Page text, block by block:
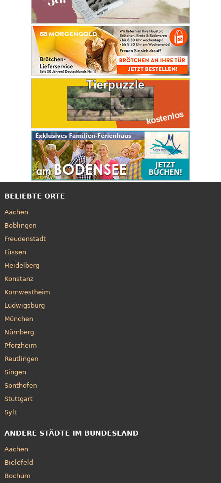
BELIEBTE ORTE
Aachen
Böblingen
Freudenstadt
Füssen
Heidelberg
Konstanz
Kornwestheim
Ludwigsburg
München
Nürnberg
Pforzheim
Reutlingen
Singen
Sonthofen
Stuttgart
Sylt
ANDERE STÄDTE IM BUNDESLAND
Aachen
Bielefeld
Bochum